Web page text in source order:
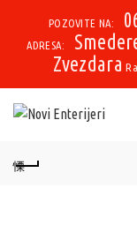
POZOVITE NA:
ADRESA:
Zvezdara